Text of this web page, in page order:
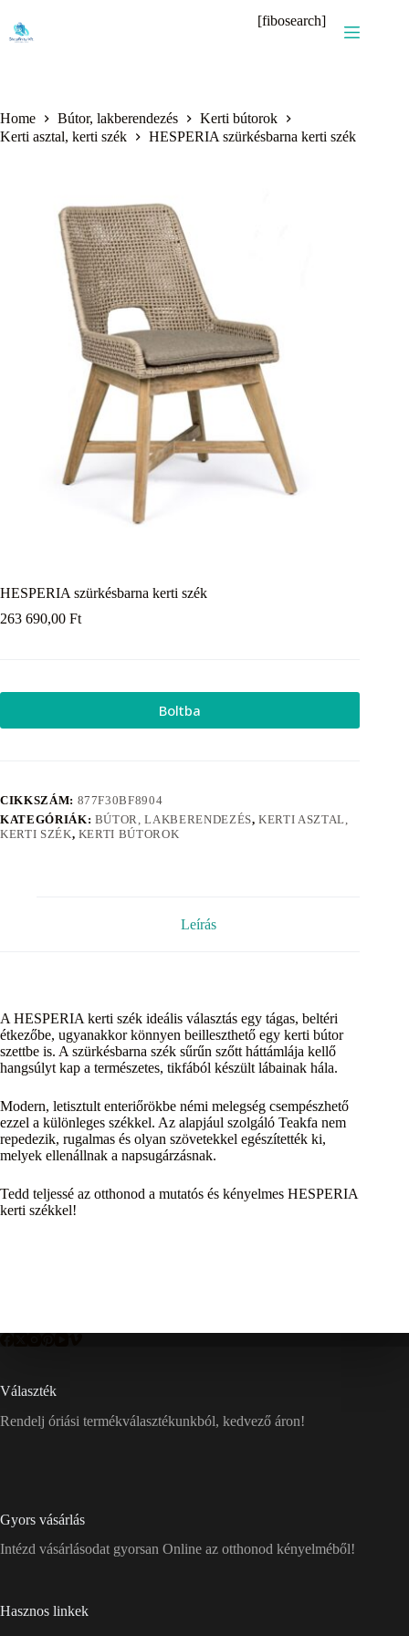
content
[fibosearch]
Home Bútor, lakberendezés
Kerti bútorok
Kerti asztal, kerti szék
HESPERIA szürkésbarna kerti szék
HESPERIA szürkésbarna kerti szék
263 690,00 Ft
Boltba
CIKKSZÁM: 877F30BF8904
KATEGÓRIÁK: BÚTOR, LAKBERENDEZÉS,KERTI ASZTAL,
KERTI SZÉK, KERTI BÚTOROK
Leírás
A HESPERIA kerti szék ideális választás egy tágas, beltéri
étkezőbe, ugyanakkor könnyen beilleszthető egy kerti bútor
szettbe is. A szürkésbarna szék sűrűn szőtt háttámlája kellő
hangsúlyt kap a természetes, tikfából készült lábainak hála.
Modern, letisztult enteriőrökbe némi melegség csempészhető
ezzel a különleges székkel. Az alapjául szolgáló Teakfa nem
repedezik, rugalmas és olyan szövetekkel egészítették ki,
melyek ellenállnak a napsugárzásnak.
Tedd teljessé az otthonod a mutatós és kényelmes HESPERIA
kerti székkel!
Választék
Rendelj óriási termékválasztékunkból, kedvező áron!
Gyors vásárlás
Intézd vásárlásodat gyorsan Online az otthonod kényelméből!
Hasznos linkek